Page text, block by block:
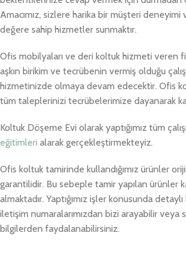
Amacımız, sizlere harika bir müşteri deneyimi
değere sahip hizmetler sunmaktır.
Ofis mobilyaları ve deri koltuk hizmeti veren
aşkın birikim ve tecrübenin vermiş olduğu
hizmetinizde olmaya devam edecektir. Ofis
tüm taleplerinizi tecrübelerimize dayanarak
Koltuk Döşeme Evi olarak yaptığımız tüm
eğitimleri alarak gerçekleştirmekteyiz.
Ofis koltuk tamirinde kullandığımız ürünler
garantilidir. Bu sebeple tamir yapılan ürünler
almaktadır. Yaptığımız işler konusunda
iletişim numaralarımızdan bizi arayabilir veya
bilgilerden faydalanabilirsiniz.